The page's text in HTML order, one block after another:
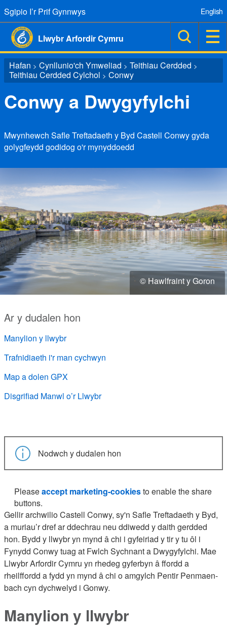
Sgipio I’r Prif Gynnwys
Llwybr Arfordir Cymru
English
Hafan > Cynllunio'ch Ymweliad > Teithiau Cerdded >
Teithiau Cerdded Cylchol > Conwy
Conwy a Dwygyfylchi
Mwynhewch Safle Treftadaeth y Byd Castell Conwy gyda
golygfeydd godidog o'r mynyddoedd
© Hawlfraint y Goron
Ar y dudalen hon
Manylion y llwybr
Trafnidiaeth i'r man cychwyn
Map a dolen GPX
Disgrifiad Manwl o’r Llwybr
Nodwch y dudalen hon
Pleaseaccept marketing-cookiesto enable the share
buttons.
Gellir archwilio Castell Conwy, sy'n Safle Treftadaeth y Byd,
a muriau’r dref ar ddechrau neu ddiwedd y daith gerdded
hon. Bydd y llwybr yn mynd â chi i gyfeiriad y tir y tu ôl i
Fynydd Conwy tuag at Fwlch Sychnant a Dwygyfylchi. Mae
Llwybr Arfordir Cymru yn rhedeg gyferbyn â ffordd a
rheilffordd a fydd yn mynd â chi o amgylch Pentir Penmaen-
bach cyn dychwelyd i Gonwy.
Manylion y llwybr